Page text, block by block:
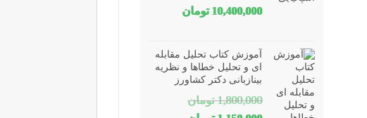
قیمت
بود.
10,400,000 تومان
است.
آموزش کتاب تحلیل مقابله
ای و تحلیل خطاها و نظریه
بینازبانی دکتر کشاورز
1,800,000 تومان